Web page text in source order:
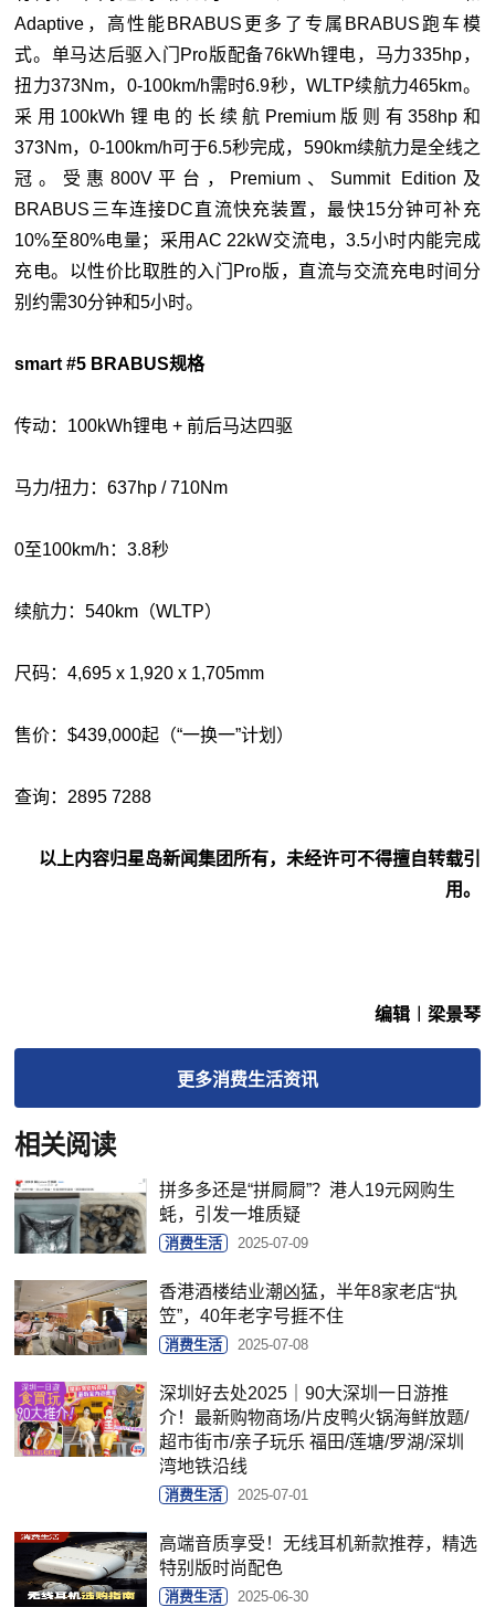
Adaptive，高性能BRABUS更多了专属BRABUS跑车模
式。单马达后驱入门Pro版配备76kWh锂电，马力335hp，
扭力373Nm，0-100km/h需时6.9秒，WLTP续航力465km。
采用100kWh锂电的长续航Premium版则有358hp和
373Nm，0-100km/h可于6.5秒完成，590km续航力是全线之
冠。受惠800V平台，Premium、Summit Edition及
BRABUS三车连接DC直流快充装置，最快15分钟可补充
10%至80%电量；采用AC 22kW交流电，3.5小时内能完成
充电。以性价比取胜的入门Pro版，直流与交流充电时间分
别约需30分钟和5小时。
smart #5 BRABUS规格
传动：100kWh锂电 + 前后马达四驱
马力/扭力：637hp / 710Nm
0至100km/h：3.8秒
续航力：540km（WLTP）
尺码：4,695 x 1,920 x 1,705mm
售价：$439,000起（“一换一”计划）
查询：2895 7288
以上内容归星岛新闻集团所有，未经许可不得擅自转载引
用。
编辑︱梁景琴
更多消费生活资讯
相关阅读
拼多多还是“拼屙屙”？港人19元网购生
蚝，引发一堆质疑
消费生活 2025-07-09
香港酒楼结业潮凶猛，半年8家老店“执
笠”，40年老字号捱不住
消费生活 2025-07-08
深圳好去处2025｜90大深圳一日游推
介！最新购物商场/片皮鸭火锅海鲜放题/
超市街市/亲子玩乐 福田/莲塘/罗湖/深圳
湾地铁沿线
消费生活 2025-07-01
高端音质享受！无线耳机新款推荐，精选
特别版时尚配色
消费生活 2025-06-30